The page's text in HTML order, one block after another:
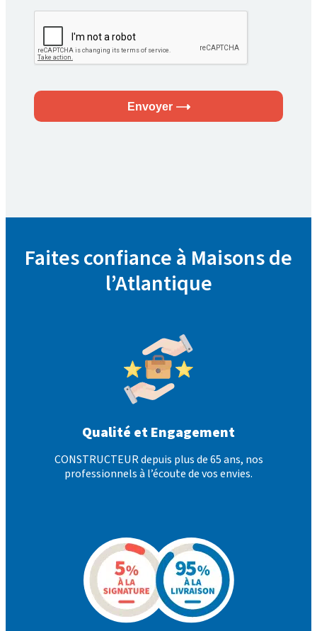
Envoyer
Faites confiance à Maisons de
l’Atlantique
Qualité et Engagement
CONSTRUCTEUR depuis plus de 65 ans, nos
professionnels à l’écoute de vos envies.